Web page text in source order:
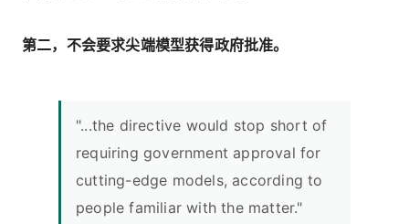
第二，不会要求尖端模型获得政府批准。
"...the directive would stop short of
requiring government approval for
cutting-edge models, according to
people familiar with the matter."